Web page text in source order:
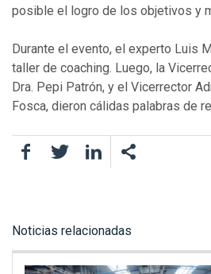
posible el logro de los objetivos y
Durante el evento, el experto Luis
taller de coaching. Luego, la
Dra. Pepi Patrón, y el Vicerrector
Fosca, dieron cálidas palabras de
FacebookTwitterLinkedIn
Noticias relacionadas